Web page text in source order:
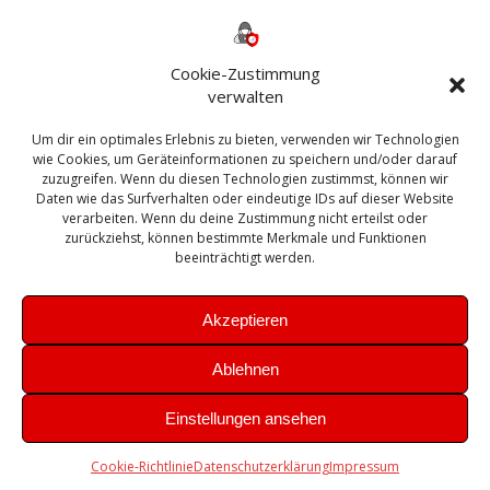
Cookie-Zustimmung
verwalten
Um dir ein optimales Erlebnis zu bieten, verwenden wir Technologien
wie Cookies, um Geräteinformationen zu speichern und/oder darauf
zuzugreifen. Wenn du diesen Technologien zustimmst, können wir
Daten wie das Surfverhalten oder eindeutige IDs auf dieser Website
verarbeiten. Wenn du deine Zustimmung nicht erteilst oder
zurückziehst, können bestimmte Merkmale und Funktionen
beeinträchtigt werden.
Akzeptieren
Ablehnen
Einstellungen ansehen
Cookie-RichtlinieDatenschutzerklärungImpressum
Bautagebuch
Exchange firewall Fritzbox
Microsoft
Sanierung SBS Security Server Sicherheit
Sicherung SIEM Sophos SSL Ubuntu
Update Upgrade UTM VCenter VCSA Veeam
VMWare VPN WAZUH Windows
Zertifikat
Theme